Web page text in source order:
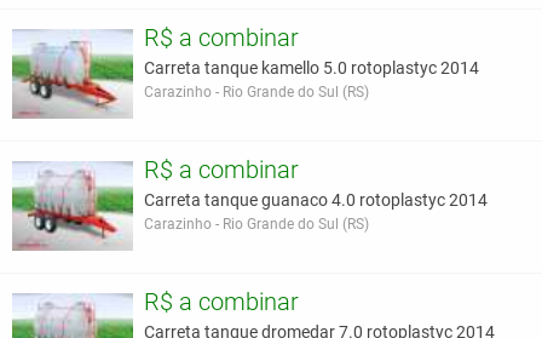
R$ a combinar
Carreta tanque kamello 5.0 rotoplastyc 2014
Carazinho - Rio Grande do Sul (RS)
R$ a combinar
Carreta tanque guanaco 4.0 rotoplastyc 2014
Carazinho - Rio Grande do Sul (RS)
R$ a combinar
Carreta tanque dromedar 7.0 rotoplastyc 2014